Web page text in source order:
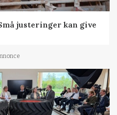
justeringer kan give